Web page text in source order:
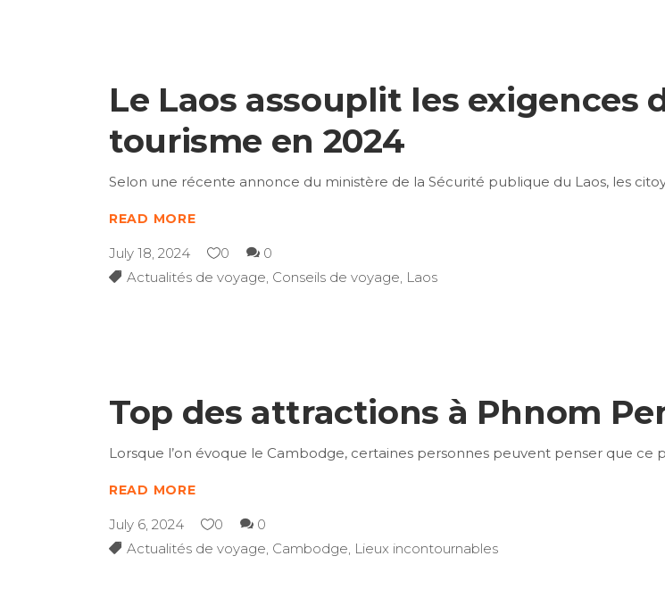
Le Laos assouplit les exigences
tourisme en 2024
Selon une récente annonce du ministère de la Sécurité publique du Laos, les
READ MORE
July 18, 2024 0
0
Actualités de voyage, Conseils de voyage, Laos
Top des attractions à Phnom
Lorsque l’on évoque le Cambodge, certaines personnes peuvent penser que ce
READ MORE
July 6, 2024 0
0
Actualités de voyage, Cambodge, Lieux incontournables